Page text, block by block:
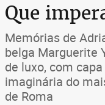
Que
Memórias de
belga Marguerite
de luxo, com
imaginária do
de Roma